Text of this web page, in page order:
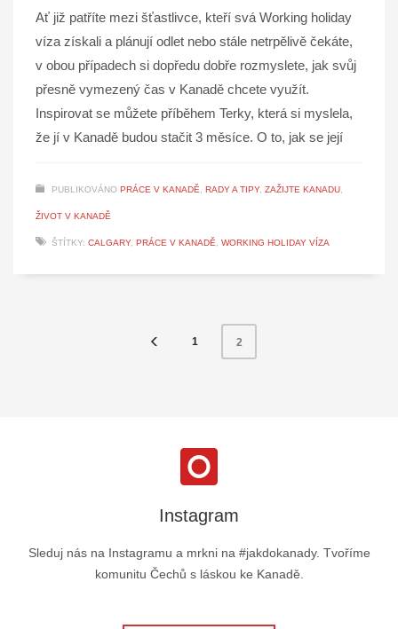
Ať již patříte mezi šťastlivce, kteří svá Working holiday
víza získali a plánují odlet nebo stále netrpělivě čekáte,
v obou případech si dopředu dobře rozmyslete, jak svůj
přesně vymezený čas v Kanadě chcete využít.
Inspirovat se můžete příběhem Terky, která si myslela,
že jí v Kanadě budou stačit 3 měsíce. O to, jak se její
PUBLIKOVÁNO PRÁCE V KANADĚ, RADY A TIPY, ZAŽIJTE KANADU,
ŽIVOT V KANADĚ
ŠTÍTKY: CALGARY, PRÁCE V KANADĚ, WORKING HOLIDAY VÍZA
1 2
Instagram
Sleduj nás na Instagramu a mrkni na #jakdokanady. Tvoříme
komunitu Čechů s láskou ke Kanadě.